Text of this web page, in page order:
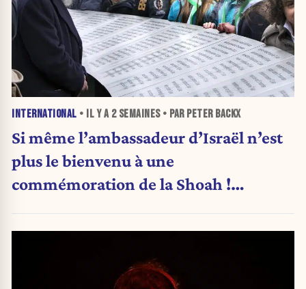
INTERNATIONAL • IL Y A 2 SEMAINES• PAR PETER BACKX
Si même l’ambassadeur d’Israël n’est
plus le bienvenu à une
commémoration de la Shoah !